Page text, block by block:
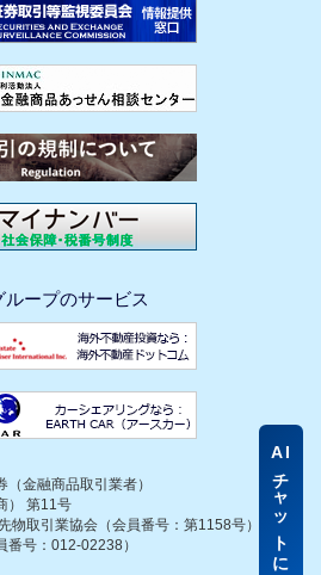
ループのサービス
金融商品取引業者）
） 第11号
物取引業協会（会員番号：第1158号）、一般
番号：012-02238）
AI
チャットに質問